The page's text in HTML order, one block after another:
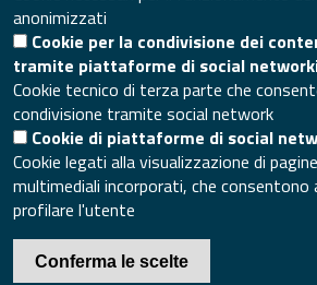
Area riservata
© 2020 Camera di
anonimizzati
Cookie per la condivisione dei
tramite piattaforme di social
Cookie tecnico di terza parte che
condivisione tramite social network
Cookie di piattaforme di social
Cookie legati alla visualizzazione di
multimediali incorporati, che consentono
profilare l'utente
Conferma le scelte